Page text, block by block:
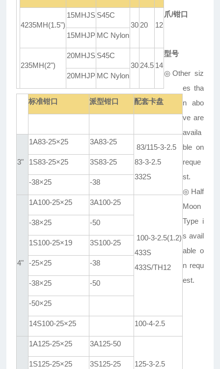
4235MH(1.5")
15MHJS S45C
30 20
12
15MHJP MC Nylon
235MH(2")
20MHJS S45C
30 24.5 14
20MHJP MC Nylon
爪/钳口
型号
标准钳口 派型钳口 配套卡盘
3"
1A83-25×25 3A83-25
83/115-3-2.5
83-3-2.5
332S
1S83-25×25 3S83-25
-38×25 -38
4"
1A100-25×25 3A100-25
100-3-2.5(1.2)
433S
433S/TH12
-38×25 -50
1S100-25×19 3S100-25
-25×25 -38
-38×25 -50
-50×25
14S100-25×25 100-4-2.5
1A125-25×25 3A125-50
125-3-2.5
1S125-25×25 3S125-25
◎ Other siz
es tha
n abo
ve are
availa
ble on
reque
st.
◎ Half
Moon
Type i
s avail
able o
n requ
est.